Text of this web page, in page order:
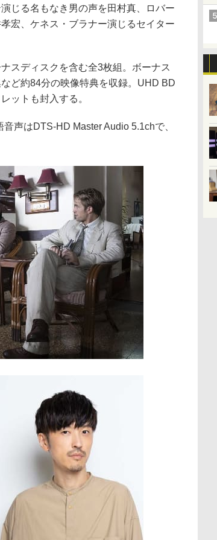
じる名もなき男の声を田村真、ロバー
宏、ケネス・ブラナー演じるセイター
スディスクを含む全3枚組。ボーナス
ど約84分の映像特典を収録。UHD BD
ットも封入する。
声はDTS-HD Master Audio 5.1chで、